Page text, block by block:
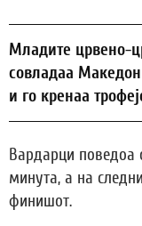
Младите црвено-
совладаа
и го кренаа
Вардарци поведоа
минута, а на
финишот.